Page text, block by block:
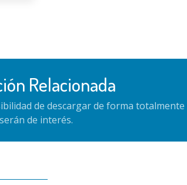
Relacionada
de descargar de forma totalmente
de interés.